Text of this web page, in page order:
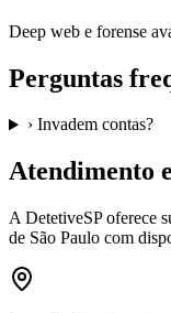
Deep web e forense
Perguntas
› Invadem contas?
Atendimento
A DetetiveSPoferece
de São Paulo com